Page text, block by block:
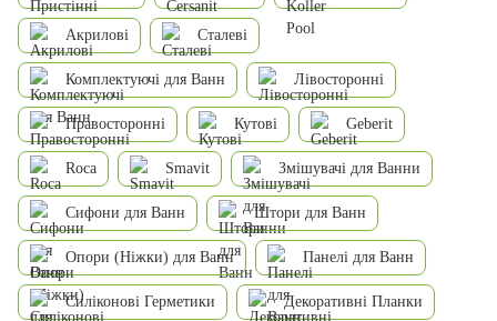
Акрилові Сталеві
Комплектуючі для Ванн Лівосторонні
Правосторонні Кутові Geberit
Roca Smavit Змішувачі для Ванни
Сифони для Ванн Штори для Ванн
Опори (Ніжки) для Ванн Панелі для Ванн
Силіконові Герметики Декоративні Планки